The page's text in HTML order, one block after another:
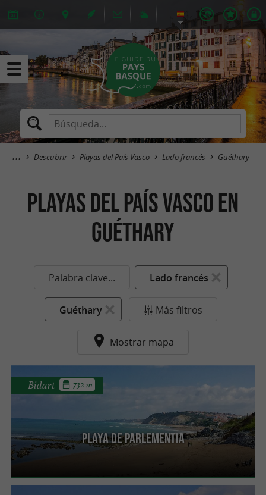
Descubrir Playas del País Vasco Lado francés Guéthary
Playas del País Vasco en
Guéthary
Palabra clave... Lado francés
Guéthary Más filtros
Mostrar mapa
Playa de Parlementia
Bidart 732 m